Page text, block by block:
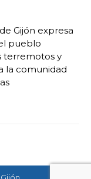
Gijón expresa
pueblo
terremotos y
la comunidad